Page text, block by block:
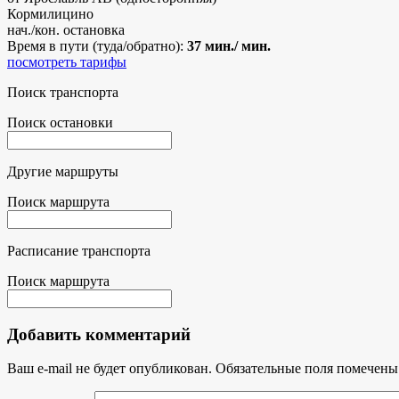
Кормилицино
нач./кон. остановка
Время в пути (туда/обратно): 37 мин./ мин.
посмотреть тарифы
Поиск транспорта
Поиск остановки
Другие маршруты
Поиск маршрута
Расписание транспорта
Поиск маршрута
Добавить комментарий
Ваш e-mail не будет опубликован. Обязательные поля